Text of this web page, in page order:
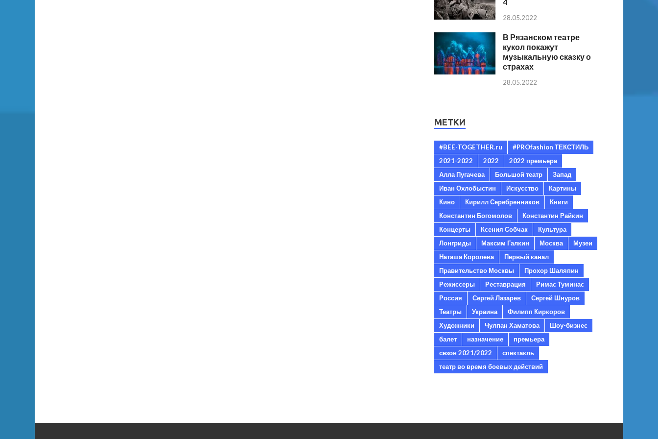
28.05.2022
В Рязанском театре
кукол покажут
музыкальную сказку о
страхах
28.05.2022
МЕТКИ
#BEE-TOGETHER.ru
#PROfashion ТЕКСТИЛЬ
2021-2022
2022
2022 премьера
Алла Пугачева
Большой театр
Запад
Иван Охлобыстин
Искусство
Картины
Кино
Кирилл Серебренников
Книги
Константин Богомолов
Константин Райкин
Концерты
Ксения Собчак
Культура
Лонгриды
Максим Галкин Москва
Музеи
Наташа Королева
Первый канал
Правительство Москвы
Прохор Шаляпин
Режиссеры
Реставрация
Римас Туминас
Россия
Сергей Лазарев
Сергей Шнуров
Театры
Украина
Филипп Киркоров
Художники
Чулпан Хаматова
Шоу-бизнес
балет
назначение
премьера
сезон 2021/2022
спектакль
театр во время боевых действий